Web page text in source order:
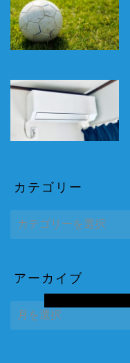
カテゴリー
アーカイブ
ー